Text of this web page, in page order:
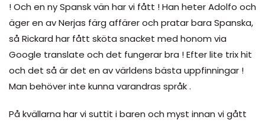
! Och en ny Spansk vän har vi fått ! Han heter Adolfo och
äger en av Nerjas färg affärer och pratar bara Spanska,
så Rickard har fått sköta snacket med honom via
Google translate och det fungerar bra ! Efter lite trix hit
och det så är det en av världens bästa uppfinningar !
Man behöver inte kunna varandras språk .
På kvällarna har vi suttit i baren och myst innan vi gått